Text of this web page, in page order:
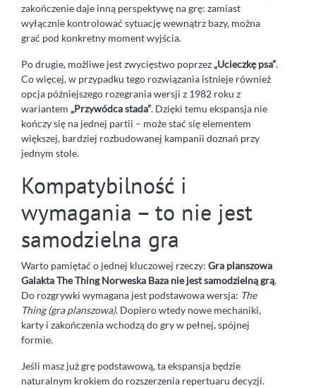
zakończenie daje inną perspektywę na grę: zamiast
wyłącznie kontrolować sytuację wewnątrz bazy, można
grać pod konkretny moment wyjścia.
Po drugie, możliwe jest zwycięstwo poprzez „Ucieczkę psa”.
Co więcej, w przypadku tego rozwiązania istnieje również
opcja późniejszego rozegrania wersji z 1982 roku z
wariantem „Przywódca stada”. Dzięki temu ekspansja nie
kończy się na jednej partii – może stać się elementem
większej, bardziej rozbudowanej kampanii doznań przy
jednym stole.
Kompatybilność i
wymagania – to nie jest
samodzielna gra
Warto pamiętać o jednej kluczowej rzeczy: Gra planszowa
Galakta The Thing Norweska Baza nie jest samodzielną grą.
Do rozgrywki wymagana jest podstawowa wersja: The
Thing (gra planszowa). Dopiero wtedy nowe mechaniki,
karty i zakończenia wchodzą do gry w pełnej, spójnej
formie.
Jeśli masz już grę podstawową, ta ekspansja będzie
naturalnym krokiem do rozszerzenia repertuaru decyzji.